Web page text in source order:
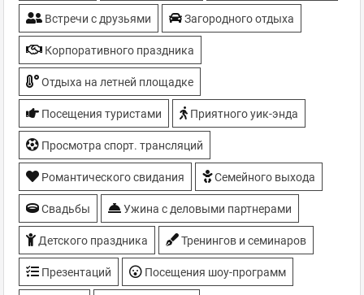
Детский клуб - Admiral Kids Club
Детское меню
Живая музыка - на мероприятиях, по выходным
Завтраки - входят в стоимость проживания в
номере
Кальян
Камин
Конференц-зал
Концертная сцена
Котеджи - деревянные коттеджи Люкс (4
номера), Сосновый дом с собственным двором с
небольшим садом, беседкой на 8-10 человек,
мангалом, джакузи на свежем воздухе и
детскими качелями. Коттеджный городок
Встречи с друзьями Загородного отдыха
Корпоративного праздника
Отдыха на летней площадке
Посещения туристами Приятного уик-энда
Просмотра спорт. трансляций
Романтического свидания Семейного выхода
Свадьбы Ужина с деловыми партнерами
Детского праздника Тренингов и семинаров
Презентаций Посещения шоу-программ